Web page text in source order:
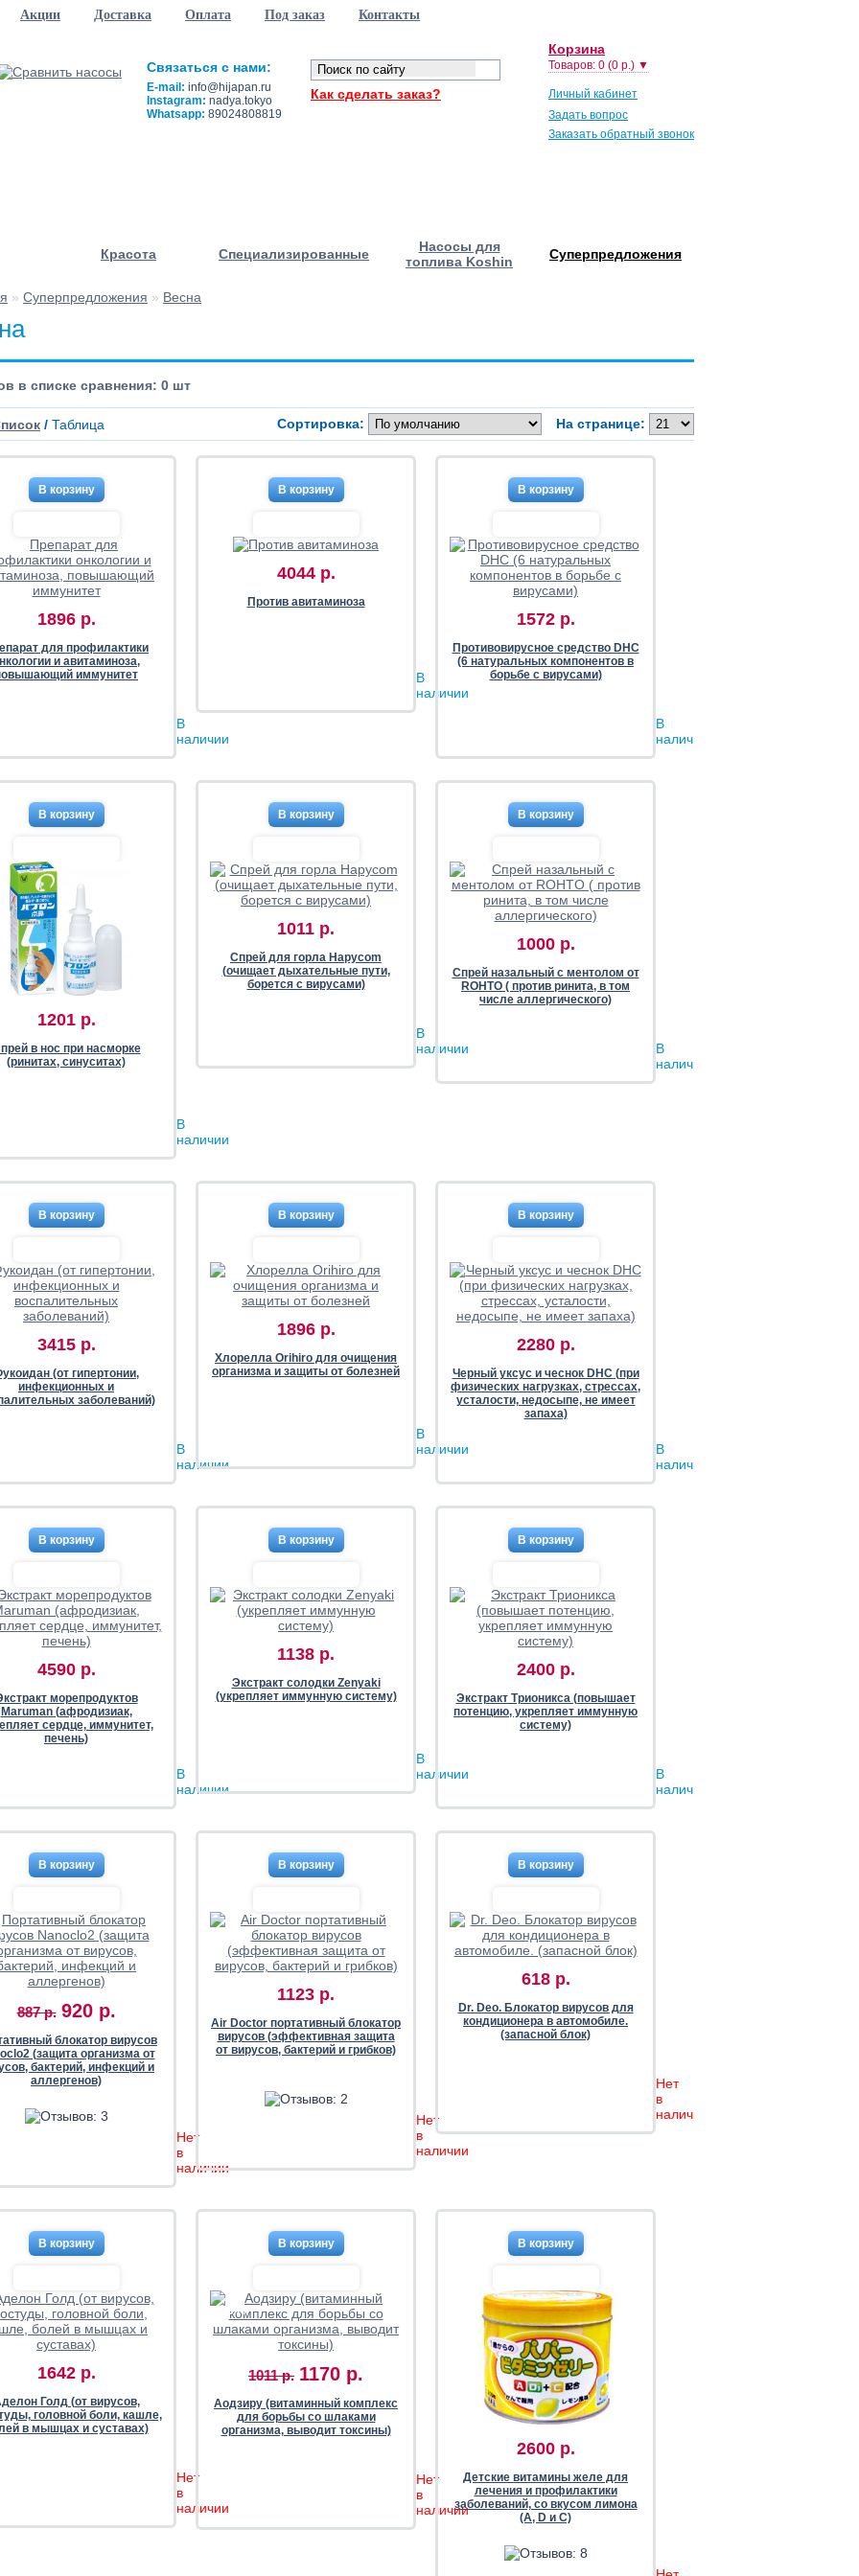
Акции Доставка Оплата Под заказ Контакты
Корзина
Товаров: 0 (0 р.) ▼
Личный кабинет
Задать вопрос
Заказать обратный звонок
Как сделать заказ?
Связаться с нами:
E-mail: info@hijapan.ru
Instagram: nadya.tokyo
Whatsapp: 89024808819
Красота Специализированные
Насосы для
топлива Koshin
Суперпредложения
» Суперпредложения » Весна
в списке сравнения: 0 шт
/ Таблица На странице:
Сортировка:
1896 р.
для профилактики
и авитаминоза,
иммунитет
В
наличии
4044 р.
Против авитаминоза
В
наличии
1572 р.
Противовирусное средство DHC
(6 натуральных компонентов в
борьбе с вирусами)
В
наличии
1201 р.
в нос при насморке
(ринитах, синуситах)
В
наличии
1011 р.
Спрей для горла Hapycom
(очищает дыхательные пути,
борется с вирусами)
В
наличии
1000 р.
Спрей назальный с ментолом от
ROHTO ( против ринита, в том
числе аллергического)
В
наличии
3415 р.
(от гипертонии,
инфекционных и
заболеваний)
В
наличии
1896 р.
Хлорелла Orihiro для очищения
организма и защиты от болезней
В
наличии
2280 р.
Черный уксус и чеснок DHC (при
физических нагрузках, стрессах,
усталости, недосыпе, не имеет
запаха)
В
наличии
4590 р.
морепродуктов
Maruman (афродизиак,
сердце, иммунитет,
печень)
В
наличии
1138 р.
Экстракт солодки Zenyaki
(укрепляет иммунную систему)
В
наличии
2400 р.
Экстракт Трионикса (повышает
потенцию, укрепляет иммунную
систему)
В
наличии
887 р. 920 р.
блокатор вирусов
(защита организма от
бактерий, инфекций и
аллергенов)
Нет
в
наличии
1123 р.
Air Doctor портативный блокатор
вирусов (эффективная защита
от вирусов, бактерий и грибков)
Нет
в
наличии
618 р.
Dr. Deo. Блокатор вирусов для
кондиционера в автомобиле.
(запасной блок)
Нет
в
наличии
1642 р.
Голд (от вирусов,
головной боли, кашле,
в мышцах и суставах)
Нет
в
наличии
-16%
1011 р. 1170 р.
Аодзиру (витаминный комплекс
для борьбы со шлаками
организма, выводит токсины)
Нет
в
наличии
2600 р.
Детские витамины желе для
лечения и профилактики
заболеваний, со вкусом лимона
(А, D и С)